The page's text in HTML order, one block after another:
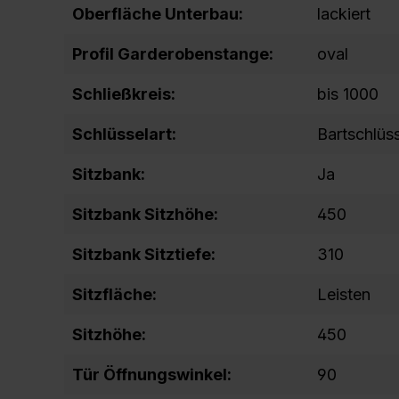
Oberfläche Unterbau: lackiert
Profil Garderobenstange: oval
Schließkreis: bis 1000
Schlüsselart:
Sitzbank: Ja
Sitzbank Sitzhöhe: 450
Sitzbank Sitztiefe: 310
Sitzfläche: Leisten
Sitzhöhe: 450
Tür Öffnungswinkel: 90